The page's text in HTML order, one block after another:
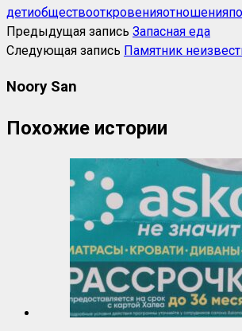
детиобществооткровенияотношения
Предыдущая запись Запасная еда
Следующая запись Памятник
Noory San
Похожие истории